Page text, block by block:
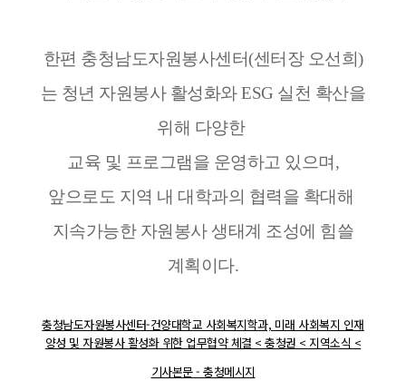
한편 충청남도자원봉사센터(센터장 오선희)
는 청년 자원봉사 활성화와 ESG 실천 확산을
위해 다양한
교육 및 프로그램을 운영하고 있으며,
앞으로도 지역 내 대학과의 협력을 확대해
지속가능한 자원봉사 생태계 조성에 힘쓸
계획이다.
충청남도자원봉사센터-건양대학교 사회복지학과, 미래 사회복지 인재
양성 및 자원봉사 활성화 위한 업무협약 체결 < 충청권 < 지역소식 <
기사본문 - 충청메시지